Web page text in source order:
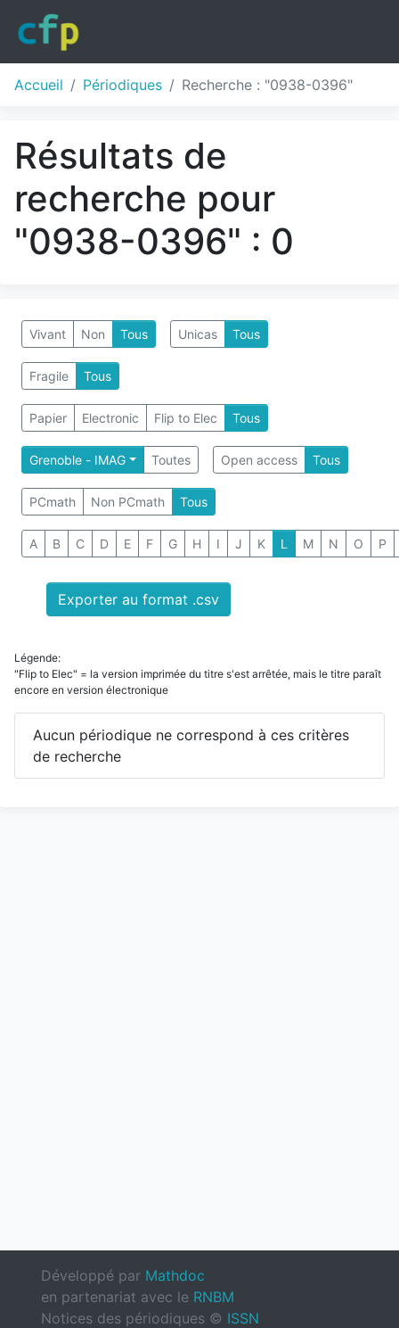
Accueil Périodiques Recherche : "0938-0396"
Résultats de
recherche pour
"0938-0396" : 0
Vivant Non Tous Unicas Tous
Fragile Tous
Papier Electronic Flip to Elec Tous
Grenoble - IMAG Toutes Open access Tous
PCmath Non PCmath Tous
A B C D E F G H I J K L M N O P
Exporter au format .csv
Légende:
"Flip to Elec" = la version imprimée du titre s'est arrêtée, mais le titre paraît
encore en version électronique
Aucun périodique ne correspond à ces critères
de recherche
Développé par Mathdoc
en partenariat avec le RNBM
Notices des périodiques © ISSN